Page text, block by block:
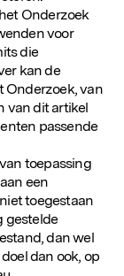
Onderzoek
voor
die
kan de
Onderzoek, van
van dit artikel
passende
toepassing
een
toegestaan
gestelde
dan wel
dan ook, op